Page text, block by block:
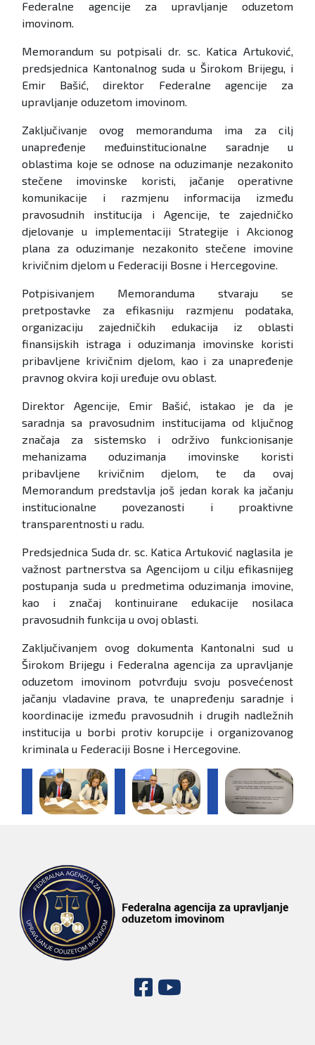
Federalne agencije za upravljanje oduzetom
imovinom.
Memorandum su potpisali dr. sc. Katica Artuković,
predsjednica Kantonalnog suda u Širokom Brijegu, i
Emir Bašić, direktor Federalne agencije za
upravljanje oduzetom imovinom.
Zaključivanje ovog memoranduma ima za cilj
unapređenje međuinstitucionalne saradnje u
oblastima koje se odnose na oduzimanje nezakonito
stečene imovinske koristi, jačanje operativne
komunikacije i razmjenu informacija između
pravosudnih institucija i Agencije, te zajedničko
djelovanje u implementaciji Strategije i Akcionog
plana za oduzimanje nezakonito stečene imovine
krivičnim djelom u Federaciji Bosne i Hercegovine.
Potpisivanjem Memoranduma stvaraju se
pretpostavke za efikasniju razmjenu podataka,
organizaciju zajedničkih edukacija iz oblasti
finansijskih istraga i oduzimanja imovinske koristi
pribavljene krivičnim djelom, kao i za unapređenje
pravnog okvira koji uređuje ovu oblast.
Direktor Agencije, Emir Bašić, istakao je da je
saradnja sa pravosudnim institucijama od ključnog
značaja za sistemsko i održivo funkcionisanje
mehanizama oduzimanja imovinske koristi
pribavljene krivičnim djelom, te da ovaj
Memorandum predstavlja još jedan korak ka jačanju
institucionalne povezanosti i proaktivne
transparentnosti u radu.
Predsjednica Suda dr. sc. Katica Artuković naglasila je
važnost partnerstva sa Agencijom u cilju efikasnijeg
postupanja suda u predmetima oduzimanja imovine,
kao i značaj kontinuirane edukacije nosilaca
pravosudnih funkcija u ovoj oblasti.
Zaključivanjem ovog dokumenta Kantonalni sud u
Širokom Brijegu i Federalna agencija za upravljanje
oduzetom imovinom potvrđuju svoju posvećenost
jačanju vladavine prava, te unapređenju saradnje i
koordinacije između pravosudnih i drugih nadležnih
institucija u borbi protiv korupcije i organizovanog
kriminala u Federaciji Bosne i Hercegovine.